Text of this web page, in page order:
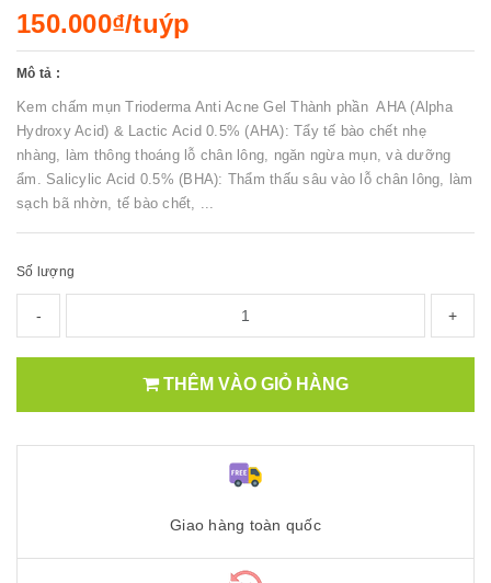
150.000₫/tuýp
Mô tả :
Kem chấm mụn Trioderma Anti Acne Gel Thành phần AHA (Alpha
Hydroxy Acid) & Lactic Acid 0.5% (AHA): Tẩy tế bào chết nhẹ
nhàng, làm thông thoáng lỗ chân lông, ngăn ngừa mụn, và dưỡng
ẩm. Salicylic Acid 0.5% (BHA): Thẩm thấu sâu vào lỗ chân lông, làm
sạch bã nhờn, tế bào chết, ...
Số lượng
- +
THÊM VÀO GIỎ HÀNG
Giao hàng toàn quốc